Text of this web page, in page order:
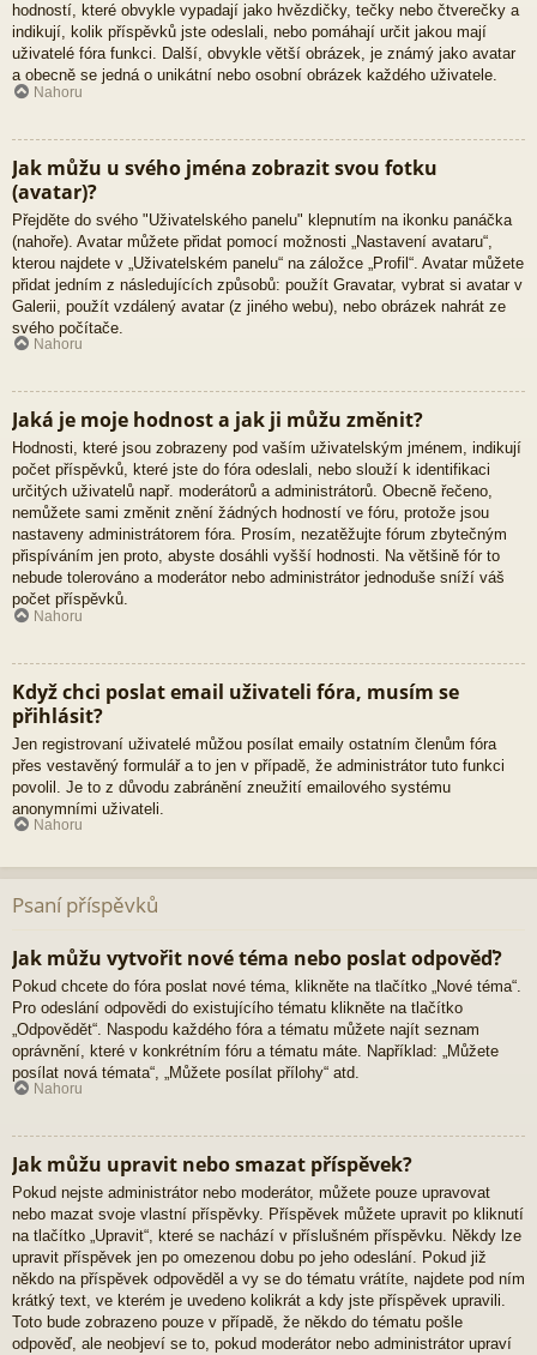
hodností, které obvykle vypadají jako hvězdičky, tečky nebo čtverečky a
indikují, kolik příspěvků jste odeslali, nebo pomáhají určit jakou mají
uživatelé fóra funkci. Další, obvykle větší obrázek, je známý jako avatar
a obecně se jedná o unikátní nebo osobní obrázek každého uživatele.
Nahoru
Jak můžu u svého jména zobrazit svou fotku
(avatar)?
Přejděte do svého "Uživatelského panelu" klepnutím na ikonku panáčka
(nahoře). Avatar můžete přidat pomocí možnosti „Nastavení avataru“,
kterou najdete v „Uživatelském panelu“ na záložce „Profil“. Avatar můžete
přidat jedním z následujících způsobů: použít Gravatar, vybrat si avatar v
Galerii, použít vzdálený avatar (z jiného webu), nebo obrázek nahrát ze
svého počítače.
Nahoru
Jaká je moje hodnost a jak ji můžu změnit?
Hodnosti, které jsou zobrazeny pod vaším uživatelským jménem, indikují
počet příspěvků, které jste do fóra odeslali, nebo slouží k identifikaci
určitých uživatelů např. moderátorů a administrátorů. Obecně řečeno,
nemůžete sami změnit znění žádných hodností ve fóru, protože jsou
nastaveny administrátorem fóra. Prosím, nezatěžujte fórum zbytečným
přispíváním jen proto, abyste dosáhli vyšší hodnosti. Na většině fór to
nebude tolerováno a moderátor nebo administrátor jednoduše sníží váš
počet příspěvků.
Nahoru
Když chci poslat email uživateli fóra, musím se
přihlásit?
Jen registrovaní uživatelé můžou posílat emaily ostatním členům fóra
přes vestavěný formulář a to jen v případě, že administrátor tuto funkci
povolil. Je to z důvodu zabránění zneužití emailového systému
anonymními uživateli.
Nahoru
Psaní příspěvků
Jak můžu vytvořit nové téma nebo poslat odpověď?
Pokud chcete do fóra poslat nové téma, klikněte na tlačítko „Nové téma“.
Pro odeslání odpovědi do existujícího tématu klikněte na tlačítko
„Odpovědět“. Naspodu každého fóra a tématu můžete najít seznam
oprávnění, které v konkrétním fóru a tématu máte. Například: „Můžete
posílat nová témata“, „Můžete posílat přílohy“ atd.
Nahoru
Jak můžu upravit nebo smazat příspěvek?
Pokud nejste administrátor nebo moderátor, můžete pouze upravovat
nebo mazat svoje vlastní příspěvky. Příspěvek můžete upravit po kliknutí
na tlačítko „Upravit“, které se nachází v příslušném příspěvku. Někdy lze
upravit příspěvek jen po omezenou dobu po jeho odeslání. Pokud již
někdo na příspěvek odpověděl a vy se do tématu vrátíte, najdete pod ním
krátký text, ve kterém je uvedeno kolikrát a kdy jste příspěvek upravili.
Toto bude zobrazeno pouze v případě, že někdo do tématu pošle
odpověď, ale neobjeví se to, pokud moderátor nebo administrátor upraví